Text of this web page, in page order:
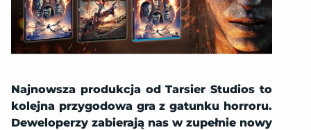
Najnowsza produkcja od Tarsier Studios to
kolejna przygodowa gra z gatunku horroru.
Deweloperzy zabierają nas w zupełnie nowy